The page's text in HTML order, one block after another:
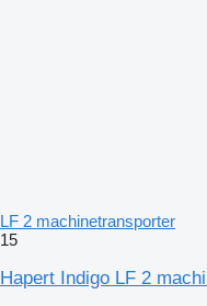
LF 2 machinetransporter
15
Hapert Indigo LF 2